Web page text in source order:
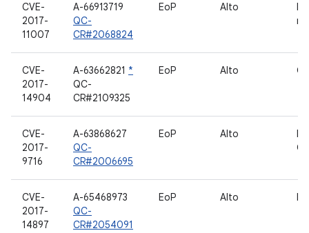
CVE-
2017-
11007
A-66913719
QC-
CR#2068824
EoP Alto
CVE-
2017-
14904
A-63662821 *
QC-
CR#2109325
EoP Alto
CVE-
2017-
9716
A-63868627
QC-
CR#2006695
EoP Alto
CVE-
2017-
14897
A-65468973
QC-
CR#2054091
EoP Alto